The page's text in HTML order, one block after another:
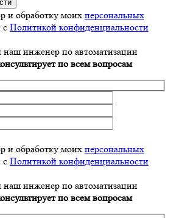
и обработку моих персональных
с Политикой конфиденциальности
инженер по автоматизации
по всем вопросам
и обработку моих персональных
с Политикой конфиденциальности
инженер по автоматизации
по всем вопросам